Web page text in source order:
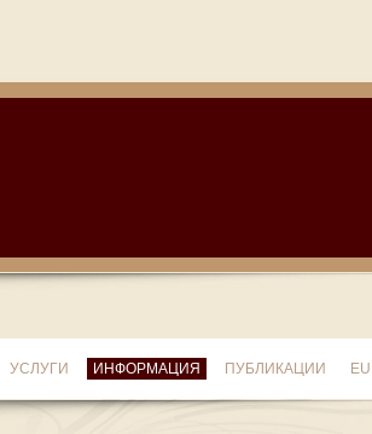
УСЛУГИ ИНФОРМАЦИЯ ПУБЛИКАЦИИ